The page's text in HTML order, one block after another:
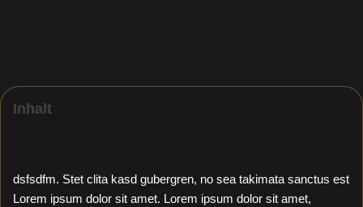
Inhalt
dsfsdfm. Stet clita kasd gubergren, no sea takimata sanctus est
Lorem ipsum dolor sit amet. Lorem ipsum dolor sit amet,